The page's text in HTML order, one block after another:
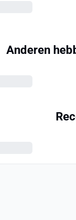
Anderen